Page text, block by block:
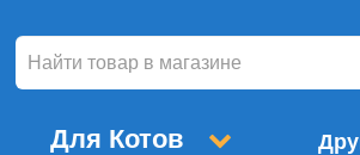
Для Котов